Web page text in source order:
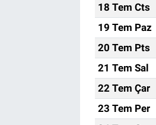
18 Tem Cts
19 Tem Paz
20 Tem Pts
21 Tem Sal
22 Tem Çar
23 Tem Per